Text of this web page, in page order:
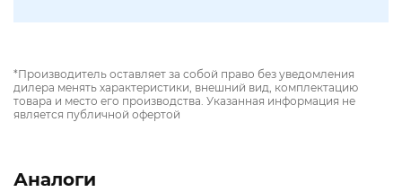
*Производитель оставляет за собой право без уведомления
дилера менять характеристики, внешний вид, комплектацию
товара и место его производства. Указанная информация не
является публичной офертой
Аналоги